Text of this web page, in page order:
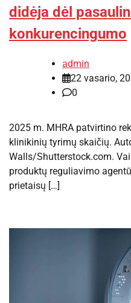
didėja dėl
konkurencingumo
admin
22 vasario,
0
2025 m. MHRA patvirtino
klinikinių tyrimų skaičių.
Walls/Shutterstock.com.
produktų reguliavimo
prietaisų […]